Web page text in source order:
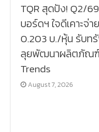
TQR สุดปัง! Q2/
บอร์ดฯ ใจดีเคาะจ่
0.203 บ./หุ้น รับท
ลุยพัฒนาผลิตภัณฑ์
Trends
August 7, 2026